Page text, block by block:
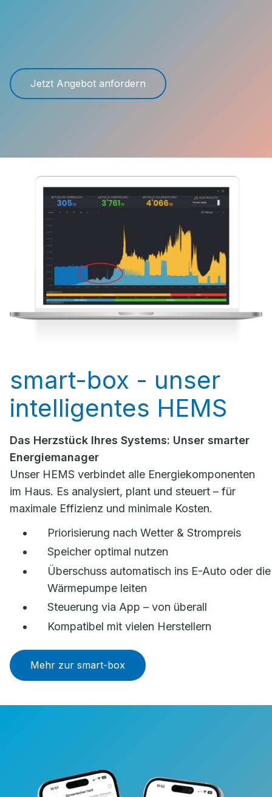
Jetzt Angebot anfordern
smart-box - unser
intelligentes HEMS
Das Herzstück Ihres Systems: Unser smarter
Energiemanager
Unser HEMS verbindet alle Energiekomponenten
im Haus. Es analysiert, plant und steuert – für
maximale Effizienz und minimale Kosten.
Priorisierung nach Wetter & Strompreis
Speicher optimal nutzen
Überschuss automatisch ins E-Auto oder die
Wärmepumpe leiten
Steuerung via App – von überall
Kompatibel mit vielen Herstellern
Mehr zur smart-box